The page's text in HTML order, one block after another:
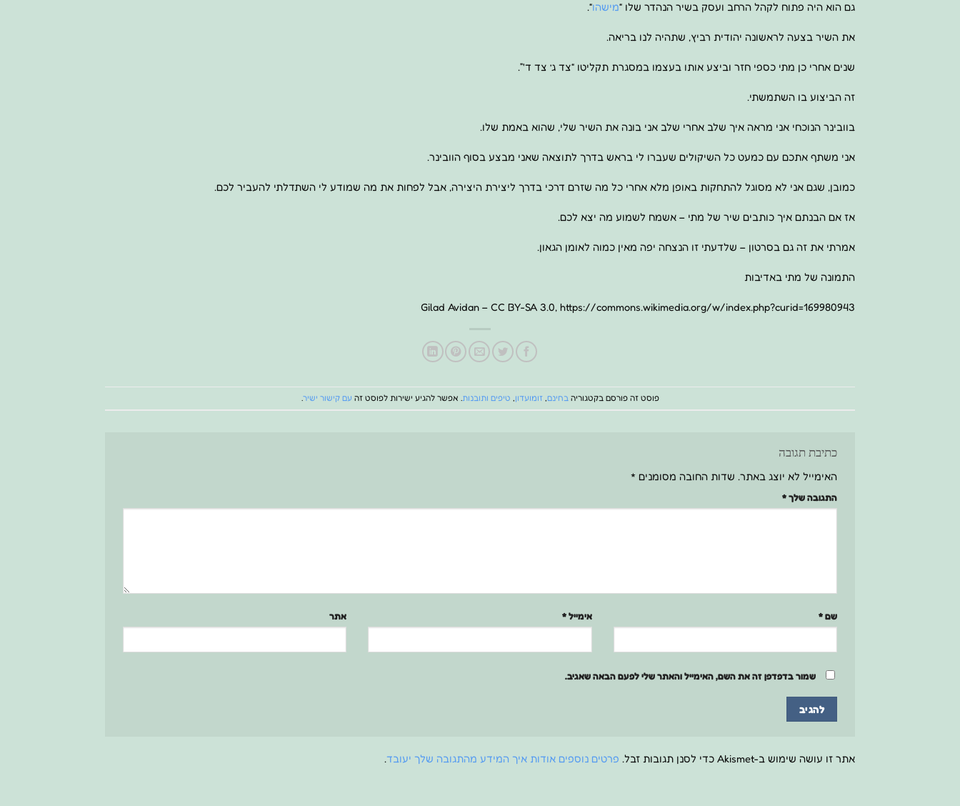
גם הוא היה פתוח לקהל הרחב ועסק בשיר הנהדר שלו “מישהו“.
את השיר בצעה לראשונה יהודית רביץ, שתהיה לנו בריאה.
שנים אחרי כן מתי כספי חזר וביצע אותו בעצמו במסגרת תקליטו “צד ג’ צד ד'”.
זה הביצוע בו השתמשתי.
בוובינר הנוכחי אני מראה איך שלב אחרי שלב אני בונה את השיר שלי, שהוא באמת שלו.
אני משתף אתכם עם כמעט כל השיקולים שעברו לי בראש בדרך לתוצאה שאני מבצע בסוף הוובינר.
כמובן, שגם אני לא מסוגל להתחקות באופן מלא אחרי כל מה שזרם דרכי בדרך ליצירת היצירה, אבל לפחות את מה שמודע לי השתדלתי להעביר לכם.
אז אם הבנתם איך כותבים שיר של מתי – אשמח לשמוע מה יצא לכם.
אמרתי את זה גם בסרטון – שלדעתי זו הנצחה יפה מאין כמוה לאומן הגאון.
התמונה של מתי באדיבות
Gilad Avidan – CC BY-SA 3.0, https://commons.wikimedia.org/w/index.php?curid=169980943
פוסט זה פורסם בקטגוריה בחינם ,זומועדון טיפים ותובנות . אפשר להגיע ישירות לפוסט זה עם קישור ישיר
כתיבת תגובה
האימייל לא יוצג באתר. שדות החובה מסומנים *
התגובה שלך*
שם* אימייל* אתר
שמור בדפדפן זה את השם, האימייל והאתר שלי לפעם הבאה שאגיב.
אתר זו עושה שימוש ב-Akismet כדי לסנן תגובות זבל. פרטים נוספים אודות איך המידע מהתגובה שלך יעובד.